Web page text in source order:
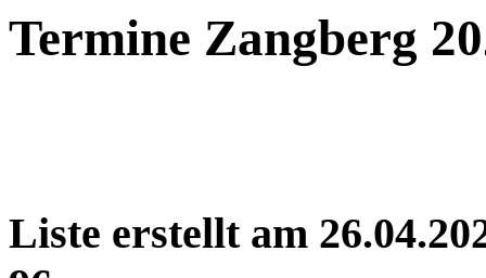
Termine Zangberg
Liste erstellt am